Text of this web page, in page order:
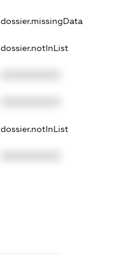
dossier.missingData
dossier.notInList
dossier.notInList